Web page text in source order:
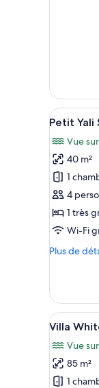
View
With
Garden
Prestige
Guestroom
Sea
View
With
Garden
Afficher
toutes
les
photos
pour
ce
type
de
chambre
Petit
Suite
with
Sharing
Pool
6
Petit Yali
Vue
40 m²
1
4
1 très
Wi-Fi
Plus de
Plus
le
type
de
Petit
Yali
Seafront
Afficher
toutes
les
photos
pour
15
Villa
Vue
85 m²
1